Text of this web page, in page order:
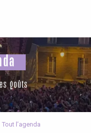
goûts
Tout l’agenda